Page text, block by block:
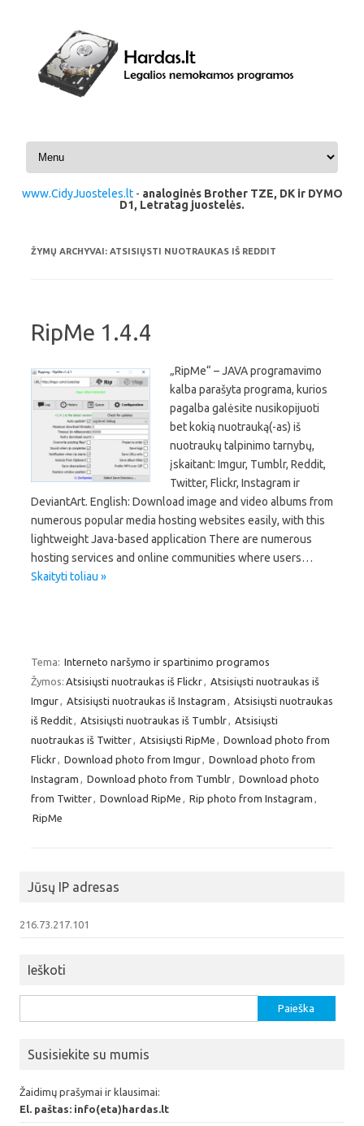
Pereiti prie turinio
www.CidyJuosteles.lt- analoginės Brother TZE, DK ir DYMO
D1, Letratag juostelės.
ŽYMŲ ARCHYVAI: ATSISIŲSTI NUOTRAUKAS IŠ REDDIT
RipMe 1.4.4
„RipMe“ – JAVA programavimo
kalba parašyta programa, kurios
pagalba galėsite nusikopijuoti
bet kokią nuotrauką(-as) iš
nuotraukų talpinimo tarnybų,
įskaitant: Imgur, Tumblr, Reddit,
Twitter, Flickr, Instagram ir
DeviantArt. English: Download image and video albums from
numerous popular media hosting websites easily, with this
lightweight Java-based application There are numerous
hosting services and online communities where users…
Skaityti toliau »
Tema: Interneto naršymo ir spartinimo programos
Žymos: Atsisiųsti nuotraukas iš Flickr
Atsisiųsti nuotraukas iš
Imgur
Atsisiųsti nuotraukas iš Instagram
Atsisiųsti nuotraukas
iš Reddit
Atsisiųsti nuotraukas iš Tumblr
Atsisiųsti
nuotraukas iš Twitter
Atsisiųsti RipMe
Download photo from
Flickr
Download photo from Imgur
Download photo from
Instagram
Download photo from Tumblr
Download photo
from Twitter
Download RipMe Rip photo from Instagram
RipMe
Jūsų IP adresas
216.73.217.101
Ieškoti
Susisiekite su mumis
Žaidimų prašymai ir klausimai:
El. paštas: info(eta)hardas.lt